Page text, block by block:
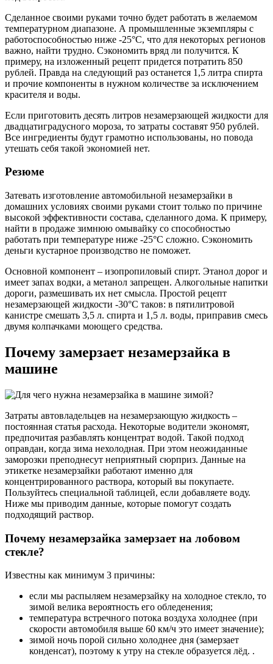
Сделанное своими руками точно будет работать в желаемом
температурном диапазоне. А промышленные экземпляры с
работоспособностью ниже -25°C, что для некоторых регионов
важно, найти трудно. Сэкономить вряд ли получится. К
примеру, на изложенный рецепт придется потратить 850
рублей. Правда на следующий раз останется 1,5 литра спирта
и прочие компоненты в нужном количестве за исключением
красителя и воды.
Если приготовить десять литров незамерзающей жидкости для
двадцатиградусного мороза, то затраты составят 950 рублей.
Все ингредиенты будут грамотно использованы, но повода
утешать себя такой экономией нет.
Резюме
Затевать изготовление автомобильной незамерзайки в
домашних условиях своими руками стоит только по причине
высокой эффективности состава, сделанного дома. К примеру,
найти в продаже зимнюю омывайку со способностью
работать при температуре ниже -25°C сложно. Сэкономить
деньги кустарное производство не поможет.
Основной компонент – изопропиловый спирт. Этанол дорог и
имеет запах водки, а метанол запрещен. Алкогольные напитки
дороги, размешивать их нет смысла. Простой рецепт
незамерзающей жидкости -30°C таков: в пятилитровой
канистре смешать 3,5 л. спирта и 1,5 л. воды, приправив смесь
двумя колпачками моющего средства.
Почему замерзает незамерзайка в
машине
Затраты автовладельцев на незамерзающую жидкость –
постоянная статья расхода. Некоторые водители экономят,
предпочитая разбавлять концентрат водой. Такой подход
оправдан, когда зима нехолодная. При этом неожиданные
заморозки преподнесут неприятный сюрприз. Данные на
этикетке незамерзайки работают именно для
концентрированного раствора, который вы покупаете.
Пользуйтесь специальной таблицей, если добавляете воду.
Ниже мы приводим данные, которые помогут создать
подходящий раствор.
Почему незамерзайка замерзает на лобовом
стекле?
Известны как минимум 3 причины:
если мы распыляем незамерзайку на холодное стекло, то
зимой велика вероятность его обледенения;
температура встречного потока воздуха холоднее (при
скорости автомобиля выше 60 км/ч это имеет значение);
зимой ночь порой сильно холоднее дня (замерзает
конденсат), поэтому к утру на стекле образуется лёд. .